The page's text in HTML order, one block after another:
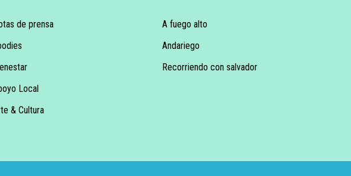
de prensa
Local
& Cultura
A fuego alto
Andariego
Recorriendo con salvador